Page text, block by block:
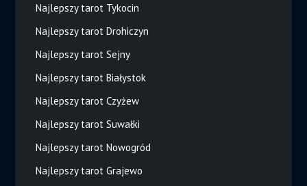
Najlepszy tarot Tykocin
Najlepszy tarot Drohiczyn
Najlepszy tarot Sejny
Najlepszy tarot Białystok
Najlepszy tarot Czyżew
Najlepszy tarot Suwałki
Najlepszy tarot Nowogród
Najlepszy tarot Grajewo